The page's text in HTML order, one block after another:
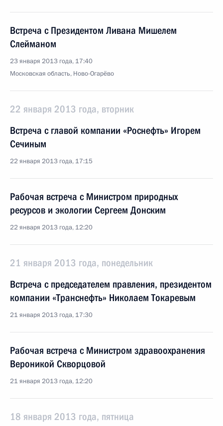
Встреча с Президентом Ливана Мишелем
Слейманом
23 января 2013 года, 17:40
Московская область, Ново-Огарёво
22 января 2013 года, вторник
Встреча с главой компании «Роснефть» Игорем
Сечиным
22 января 2013 года, 17:15
Рабочая встреча с Министром природных
ресурсов и экологии Сергеем Донским
22 января 2013 года, 12:20
21 января 2013 года, понедельник
Встреча с председателем правления, президентом
компании «Транснефть» Николаем Токаревым
21 января 2013 года, 17:30
Рабочая встреча с Министром здравоохранения
Вероникой Скворцовой
21 января 2013 года, 12:20
18 января 2013 года, пятница